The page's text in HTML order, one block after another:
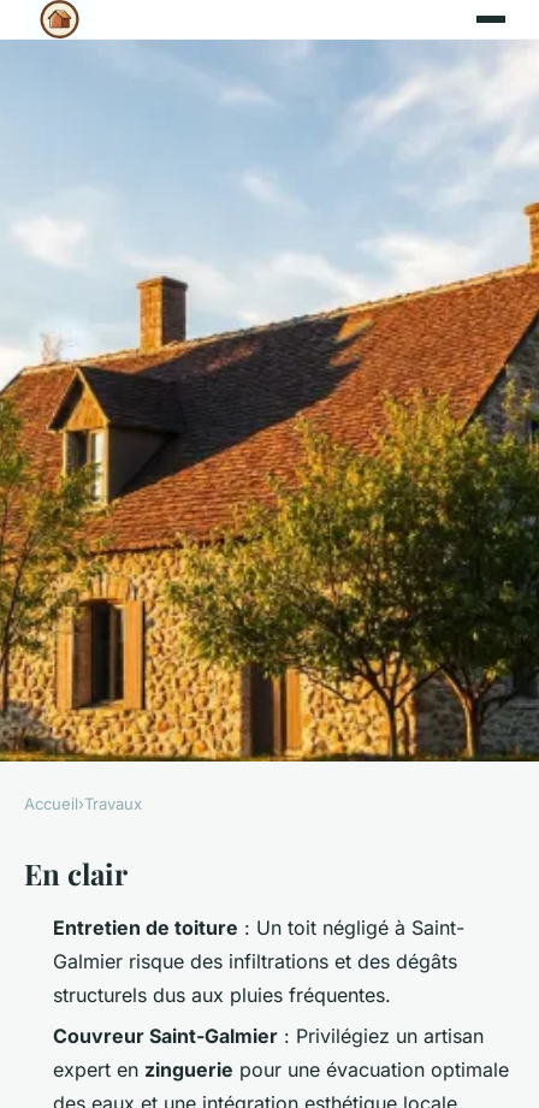
Les meilleures entreprises de
toiture à Saint-Galmier à
considérer
15/04/2026 08:54 9 min de lecture
Accueil›Travaux
En clair
Entretien de toiture : Un toit négligé à Saint-
Galmier risque des infiltrations et des dégâts
structurels dus aux pluies fréquentes.
Couvreur Saint-Galmier : Privilégiez un artisan
expert en zinguerie pour une évacuation optimale